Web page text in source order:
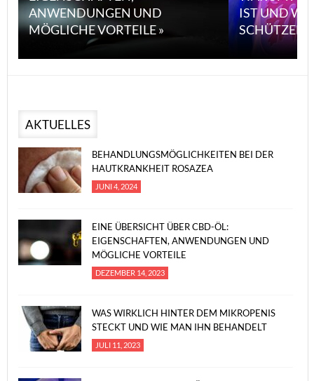
ANWENDUNGEN UND
MÖGLICHE VORTEILE »
IST UND
SCHÜTZEN
AKTUELLES
BEHANDLUNGSMÖGLICHKEITEN BEI DER
HAUTKRANKHEIT ROSAZEA
JUNI 4, 2024
EINE ÜBERSICHT ÜBER CBD-ÖL:
EIGENSCHAFTEN, ANWENDUNGEN UND
MÖGLICHE VORTEILE
DEZEMBER 14, 2023
WAS WIRKLICH HINTER DEM MIKROPENIS
STECKT UND WIE MAN IHN BEHANDELT
JULI 11, 2023